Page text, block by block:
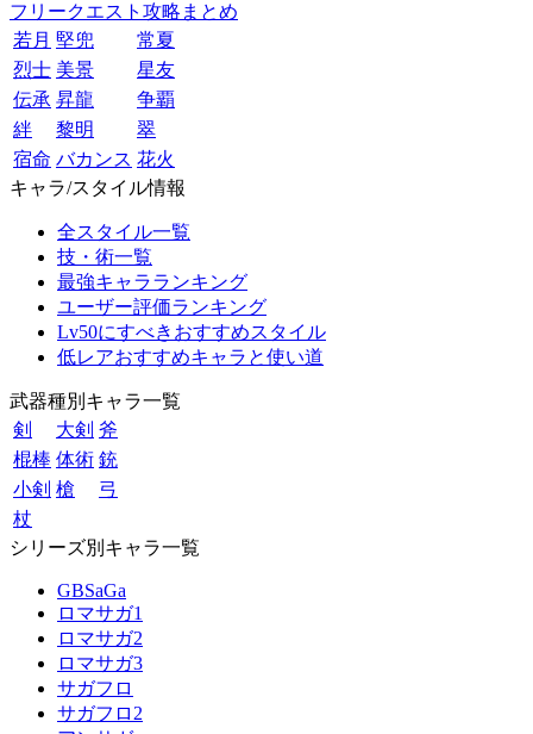
フリークエスト攻略まとめ
若月 堅兜
常夏
烈士 美景
星友
伝承 昇龍
争覇
絆
黎明
翠
宿命 バカンス 花火
キャラ/スタイル情報
全スタイル一覧
技・術一覧
最強キャラランキング
ユーザー評価ランキング
Lv50にすべきおすすめスタイル
低レアおすすめキャラと使い道
武器種別キャラ一覧
剣
大剣 斧
棍棒 体術 銃
小剣 槍
弓
杖
シリーズ別キャラ一覧
GBSaGa
ロマサガ1
ロマサガ2
ロマサガ3
サガフロ
サガフロ2